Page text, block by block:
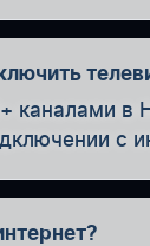
каналами в
с